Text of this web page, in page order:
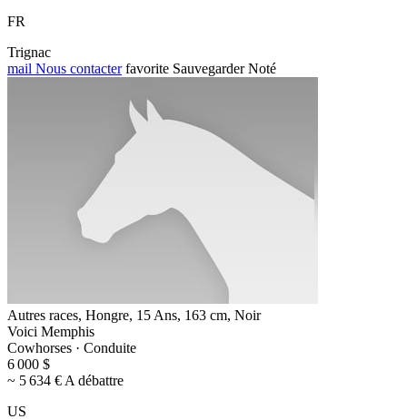
FR
Trignac
mail Nous contacter favorite Sauvegarder Noté
Autres races, Hongre, 15 Ans, 163 cm, Noir
Voici Memphis
Cowhorses · Conduite
6 000 $
~ 5 634 € A débattre
US